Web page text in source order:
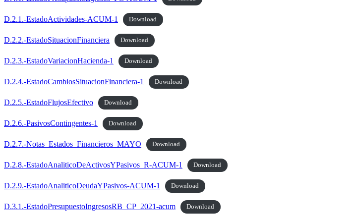
D.2.1.-EstadoActividades-ACUM-1 Download
D.2.2.-EstadoSituacionFinanciera Download
D.2.3.-EstadoVariacionHacienda-1 Download
D.2.4.-EstadoCambiosSituacionFinanciera-1 Download
D.2.5.-EstadoFlujosEfectivo Download
D.2.6.-PasivosContingentes-1 Download
D.2.7.-Notas_Estados_Financieros_MAYO Download
D.2.8.-EstadoAnaliticoDeActivosYPasivos_R-ACUM-1 Download
D.2.9.-EstadoAnaliticoDeudaYPasivos-ACUM-1 Download
D.3.1.-EstadoPresupuestoIngresosRB_CP_2021-acum Download